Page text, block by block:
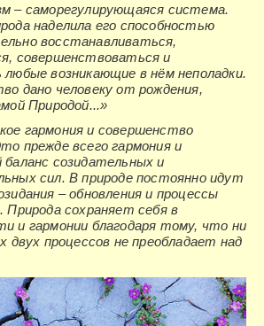
– саморегулирующаяся система.
наделила его способностью
восстанавливаться,
совершенствоваться и
любые возникающие в нём неполадки.
дано человеку от рождения,
Природой...»
гармония и совершенство
прежде всего гармония и
баланс созидательных и
сил. В природе постоянно идут
– обновления и процессы
Природа сохраняет себя в
и гармонии благодаря тому, что ни
двух процессов не преобладает над